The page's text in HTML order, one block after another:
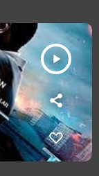
play_arrow